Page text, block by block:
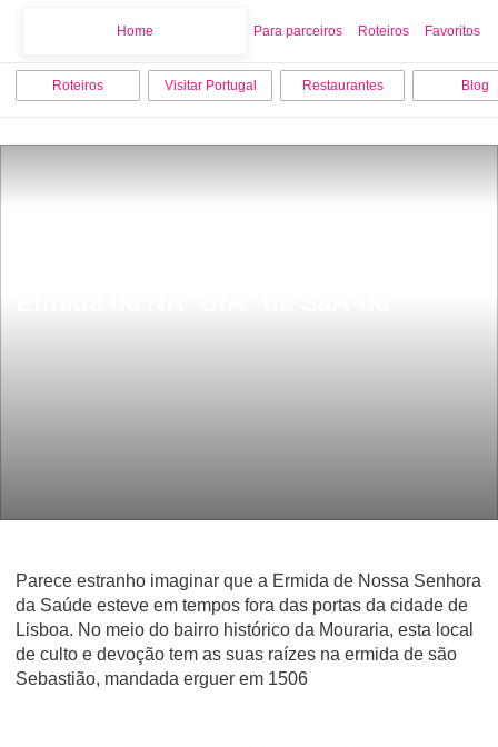
Home Para parceiros Roteiros Favoritos
Roteiros Visitar Portugal Restaurantes Blog
Parece estranho imaginar que a Ermida de Nossa Senhora
da Saúde esteve em tempos fora das portas da cidade de
Lisboa. No meio do bairro histórico da Mouraria, esta local
de culto e devoção tem as suas raízes na ermida de são
Sebastião, mandada erguer em 1506